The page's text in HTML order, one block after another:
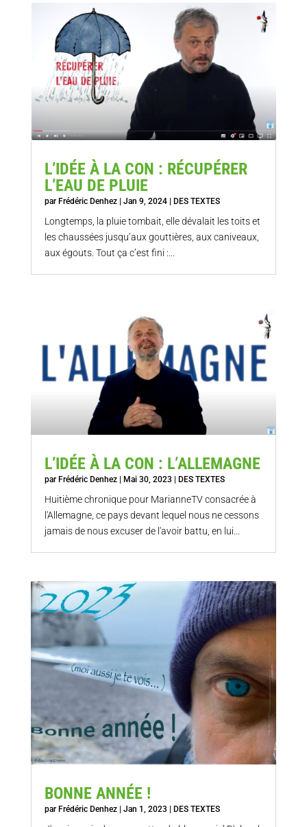
L’IDÉE À LA CON : RÉCUPÉRER
L’EAU DE PLUIE
par Frédéric Denhez| Jan 9, 2024| DES TEXTES
Longtemps, la pluie tombait, elle dévalait les toits et
les chaussées jusqu’aux gouttières, aux caniveaux,
aux égouts. Tout ça c’est fini :...
L’IDÉE À LA CON : L’ALLEMAGNE
par Frédéric Denhez| Mai 30, 2023| DES TEXTES
Huitième chronique pour MarianneTV consacrée à
l'Allemagne, ce pays devant lequel nous ne cessons
jamais de nous excuser de l'avoir battu, en lui...
BONNE ANNÉE !
par Frédéric Denhez| Jan 1, 2023| DES TEXTES